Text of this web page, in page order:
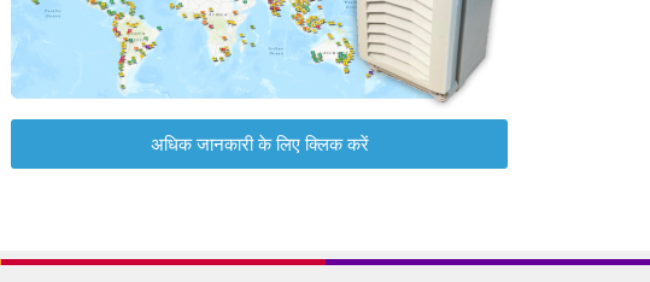
अधिक जानकारी के लिए क्लिक करें